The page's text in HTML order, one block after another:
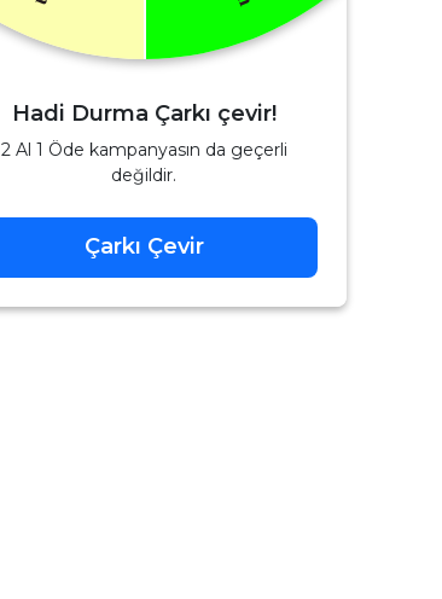
Hadi Durma Çarkı çevir!
2 Al 1 Öde kampanyasın da geçerli
değildir.
Çarkı Çevir